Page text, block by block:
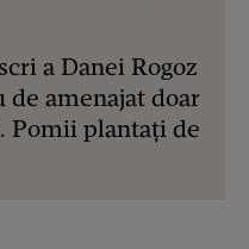
a Danei Rogoz
de amenajat doar
Pomii plantați de